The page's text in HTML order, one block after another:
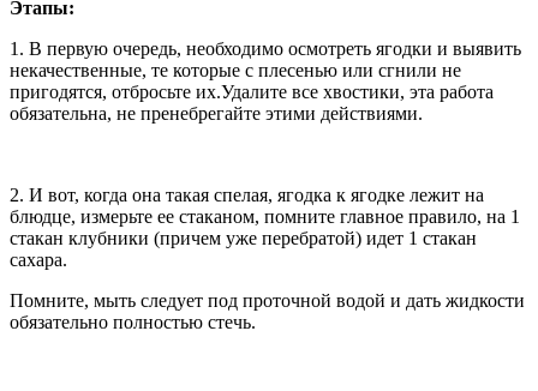
Этапы:
1. В первую очередь, необходимо осмотреть ягодки и выявить
некачественные, те которые с плесенью или сгнили не
пригодятся, отбросьте их.Удалите все хвостики, эта работа
обязательна, не пренебрегайте этими действиями.
2. И вот, когда она такая спелая, ягодка к ягодке лежит на
блюдце, измерьте ее стаканом, помните главное правило, на 1
стакан клубники (причем уже перебратой) идет 1 стакан
сахара.
Помните, мыть следует под проточной водой и дать жидкости
обязательно полностью стечь.